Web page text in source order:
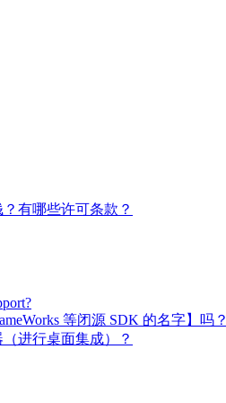
有哪些许可条款？
等闭源 SDK 的名字】吗？
进行桌面集成）？